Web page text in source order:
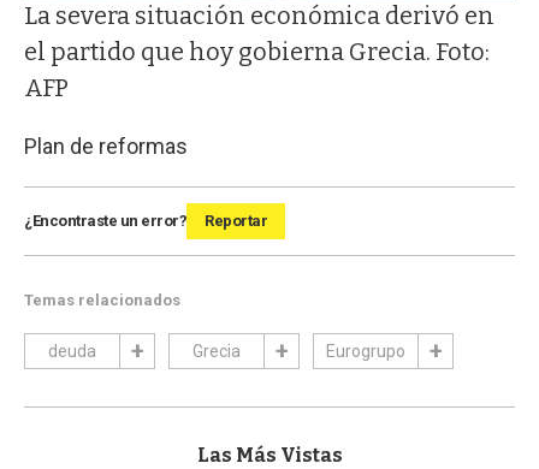
La severa situación económica derivó en
el partido que hoy gobierna Grecia. Foto:
AFP
Plan de reformas
¿Encontraste un error? Reportar
Temas relacionados
deuda Grecia Eurogrupo
Las Más Vistas